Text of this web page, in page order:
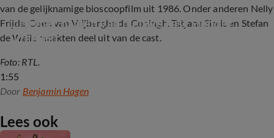
van de gelijknamige bioscoopfilm uit 1986. Onder anderen Nelly
Frijda, Coen van Vrijberghe de Coningh, Tatjana Simic en Stefan
de Walle maakten deel uit van de cast.
1:55
Lijst met namen van nieuwe cast Flodder
uitgelekt
Foto: RTL.
Door Benjamin Hagen
Lees ook